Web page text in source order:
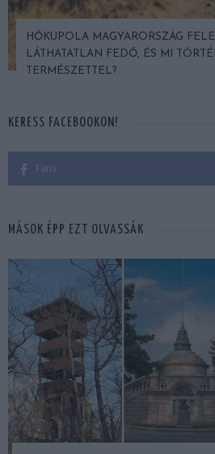
HŐKUPOLA MAGYARORSZÁG
LÁTHATATLAN FEDŐ, ÉS MI
TERMÉSZETTEL?
KERESS FACEBOOKON!
Fans
MÁSOK ÉPP EZT OLVASSÁK